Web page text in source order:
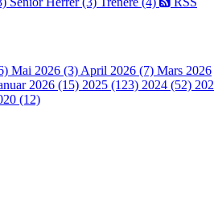
Mai 2026 (3) April 2026 (7) Mars 2026
2026 (15) 2025 (123) 2024 (52)
(12)